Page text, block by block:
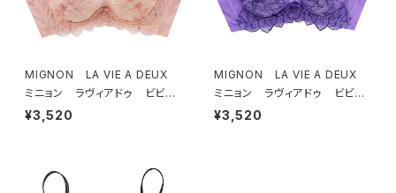
MIGNON LA VIE A DEUX
ミニョン ラヴィアドゥ ビビア
ーナ ブラジャー（ピーチ）M20
¥3,520
MIGNON LA VIE A DEUX
ミニョン ラヴィアドゥ ビビア
ーナ ブラジャー（ヴィオレッタ）
¥3,520